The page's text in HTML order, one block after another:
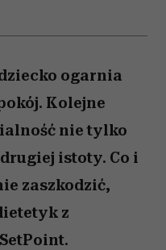
ogarnia
Kolejne
nie tylko
istoty. Co i
zaszkodzić,
z